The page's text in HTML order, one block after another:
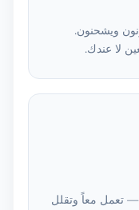
ويشحنون.
لا عندك.
— تعمل معاً وتقلل